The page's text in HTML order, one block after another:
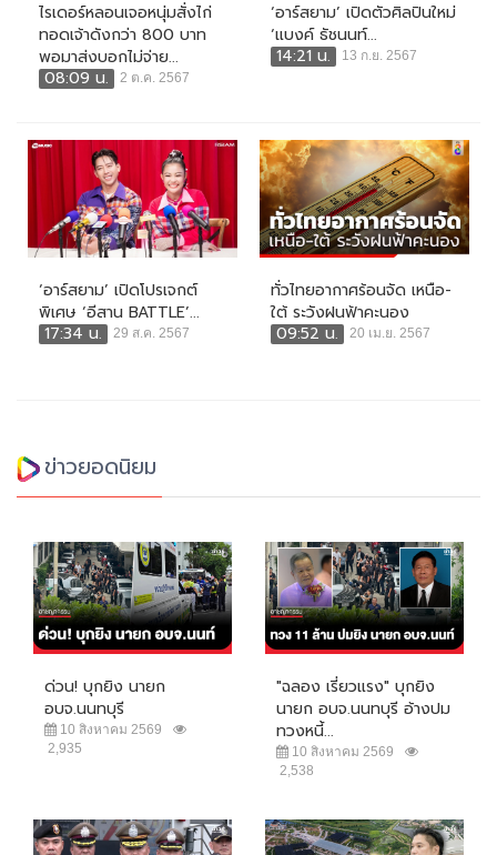
ไรเดอร์หลอนเจอหนุ่มสั่งไก่
ทอดเจ้าดังกว่า 800 บาท
พอมาส่งบอกไม่จ่าย...
08:09 น.
2 ต.ค. 2567
‘อาร์สยาม’ เปิดตัวศิลปินใหม่
‘แบงค์ ธัชนนท์...
14:21 น.
13 ก.ย. 2567
‘อาร์สยาม’ เปิดโปรเจกต์
พิเศษ ‘อีสาน BATTLE’...
17:34 น.
29 ส.ค. 2567
ทั่วไทยอากาศร้อนจัด เหนือ-
ใต้ ระวังฝนฟ้าคะนอง
09:52 น.
20 เม.ย. 2567
ข่าวยอดนิยม
ด่วน! บุกยิง นายก
อบจ.นนทบุรี
10 สิงหาคม 2569
2,935
"ฉลอง เรี่ยวแรง" บุกยิง
นายก อบจ.นนทบุรี อ้างปม
ทวงหนี้...
10 สิงหาคม 2569
2,538